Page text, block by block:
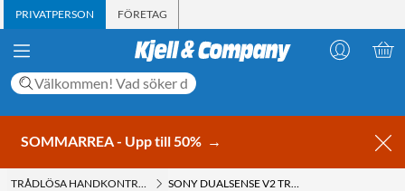
PRIVATPERSON FÖRETAG
SOMMARREA - Upp till 50% →
TRÅDLÖSA HANDKONTROLLER SONY DUALSENSE V2 TRÅDLÖS HANDKONTROLL BLÅ